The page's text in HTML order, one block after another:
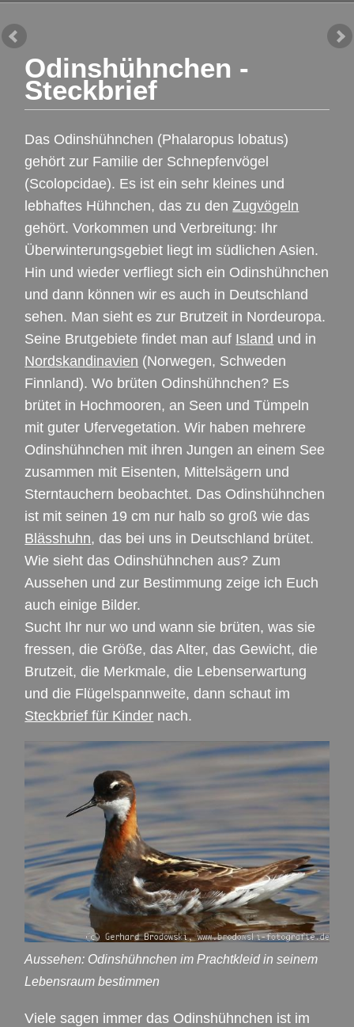
Odinshühnchen -
Steckbrief
Das Odinshühnchen (Phalaropus lobatus)
gehört zur Familie der Schnepfenvögel
(Scolopcidae). Es ist ein sehr kleines und
lebhaftes Hühnchen, das zu denZugvögeln
gehört. Vorkommen und Verbreitung: Ihr
Überwinterungsgebiet liegt im südlichen Asien.
Hin und wieder verfliegt sich ein Odinshühnchen
und dann können wir es auch in Deutschland
sehen. Man sieht es zur Brutzeit in Nordeuropa.
Seine Brutgebiete findet man auf Island und in
Nordskandinavien (Norwegen, Schweden
Finnland). Wo brüten Odinshühnchen? Es
brütet in Hochmooren, an Seen und Tümpeln
mit guter Ufervegetation. Wir haben mehrere
Odinshühnchen mit ihren Jungen an einem See
zusammen mit Eisenten, Mittelsägern und
Sterntauchern beobachtet. Das Odinshühnchen
ist mit seinen 19 cm nur halb so groß wie das
Blässhuhn, das bei uns in Deutschland brütet.
Wie sieht das Odinshühnchen aus? Zum
Aussehen und zur Bestimmung zeige ich Euch
auch einige Bilder.
Sucht Ihr nur wo und wann sie brüten, was sie
fressen, die Größe, das Alter, das Gewicht, die
Brutzeit, die Merkmale, die Lebenserwartung
und die Flügelspannweite, dann schaut im
Steckbrief für Kinder nach.
Aussehen: Odinshühnchen im Prachtkleid in seinem
Lebensraum bestimmen
Viele sagen immer das Odinshühnchen ist im